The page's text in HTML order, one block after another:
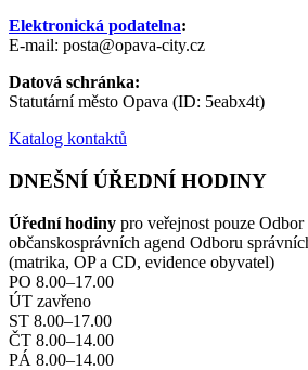
Elektronická podatelna:
E-mail: posta@opava-city.cz
Datová schránka:
Statutární město Opava (ID: 5eabx4t)
Katalog kontaktů
DNEŠNÍ ÚŘEDNÍ HODINY
Úřední hodiny pro veřejnost pouze
občanskosprávních agend Odboru
(matrika, OP a CD, evidence obyvatel)
PO 8.00–17.00
ÚT zavřeno
ST 8.00–17.00
ČT 8.00–14.00
PÁ 8.00–14.00